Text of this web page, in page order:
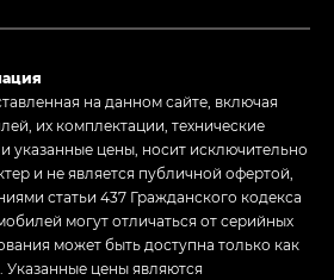
на данном сайте, включая
их комплектации, технические
указанные цены, носит исключительно
и не является публичной офертой,
статьи 437 Гражданского кодекса
могут отличаться от серийных
может быть доступна только как
цены являются